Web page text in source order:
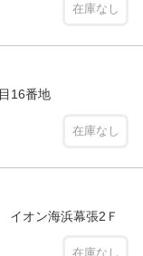
在庫なし
16番地
在庫なし
オン海浜幕張2Ｆ
在庫なし